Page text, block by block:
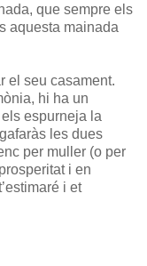
que sempre els
aquesta mainada
el seu casament.
hi ha un
espurneja la
les dues
per muller (o per
i en
i et